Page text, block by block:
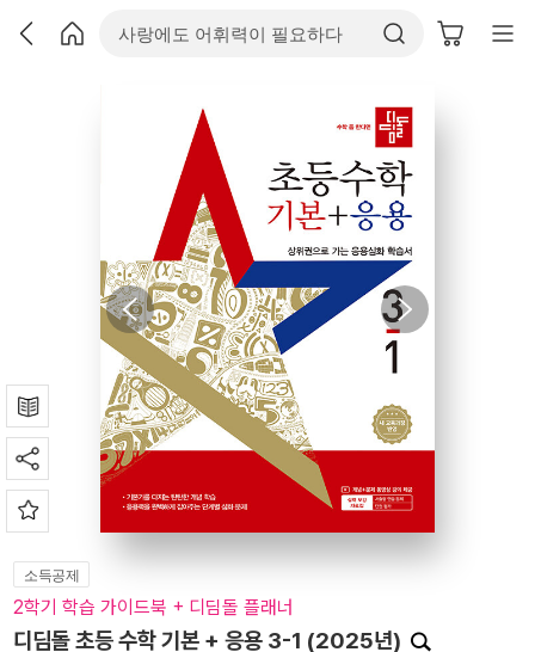
소득공제
2학기 학습 가이드북 + 디딤돌 플래너
디딤돌 초등 수학 기본 + 응용 3-1 (2025년)